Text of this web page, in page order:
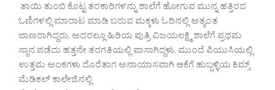
ತಾಯಿ ತುಂಬಿ ಕೊಟ್ಟ ತರಕಾರಿಗಳನ್ನು ಶಾಲೆಗೆ ಹೋಗುವ ಮುನ್ನ ಹತ್ತಿರದ
ಓಣಿಗಳಲ್ಲಿ ಮಾರಾಟ ಮಾಡಿ ಬರುವ ಮಕ್ಕಳು ಓದಿನಲ್ಲಿ ಅತ್ಯಂತ
ಜಾಣರಾಗಿದ್ದರು, ಅದರಲ್ಲೂ ಹಿರಿಯ ಪುತ್ರಿ ವಿಜಯಲಕ್ಷ್ಮಿ ಶಾಲೆಗೆ ಪ್ರಥಮ
ಸ್ಥಾನ ಪಡೆದು ಹತ್ತನೇ ತರಗತಿಯಲ್ಲಿ ಪಾಸಾಗಿದ್ದಳು. ಮುಂದೆ ಪಿಯುಸಿಯಲ್ಲಿ
ಉತ್ತಮ ಅಂಕಗಳು ದೊರೆತಾಗ ಅನಾಯಾಸವಾಗಿ ಆಕೆಗೆ ಹುಬ್ಬಳ್ಳಿಯ ಕಿಮ್ಸ್
ಮೆಡಿಕಲ್ ಕಾಲೇಜಿನಲ್ಲಿ